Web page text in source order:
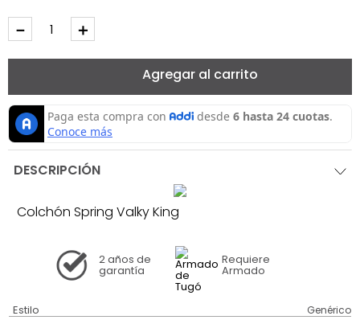
＋
－
Agregar al carrito
DESCRIPCIÓN
Colchón Spring Valky King
2 años de
garantía
Requiere
Armado
Estilo Genérico